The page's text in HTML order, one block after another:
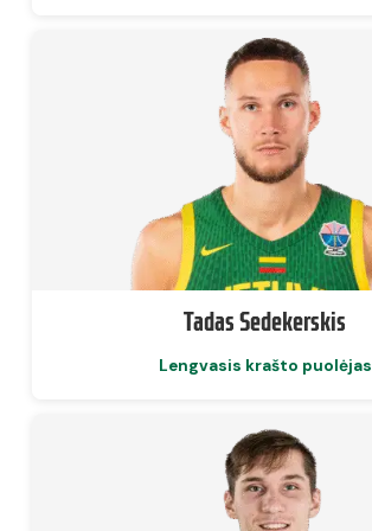
Tadas Sedekerskis
Lengvasis krašto puolėjas